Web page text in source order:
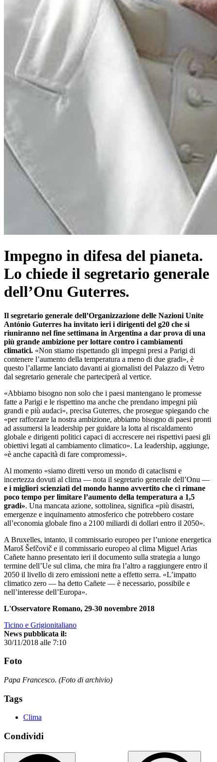
Impegno in difesa del pianeta.
Lo chiede il segretario generale
dell’Onu Guterres.
Il segretario generale dell’Organizzazione delle Nazioni Unite
António Guterres ha invitato ieri i dirigenti del g20 che si
riuniranno nel fine settimana in Argentina a dar prova di una
più grande ambizione per lottare contro i cambiamenti
climatici. «Non stiamo rispettando gli impegni presi a Parigi di
contenere l’aumento della temperatura a meno di due gradi», è
questo l’allarme lanciato davanti ai giornalisti del Palazzo di Vetro
dal segretario generale che parteciperà al vertice.
«Abbiamo bisogno non solo che i paesi mantengano le promesse
fatte a Parigi e le rispettino ma anche che prendano impegni più
grandi e più audaci», precisa Guterres, che prosegue spiegando che
«per rafforzare la nostra ambizione, abbiamo bisogno di paesi pronti
ad assumersi la leadership per guidare la lotta al riscaldamento
globale e dirigenti politici capaci di accrescere nei rispettivi paesi gli
obiettivi legati al cambiamento climatico». La leadership, aggiunge,
«è anche capacità di fare compromessi».
Al momento «siamo diretti verso un mondo di cataclismi e
incertezza dovuti al clima — nota il segretario generale dell’Onu —
e i migliori scienziati del mondo hanno avvertito che ci rimane
poco tempo per limitare l’aumento della temperatura a 1,5
gradi». Una mancata azione, sottolinea, significa «più disastri,
emergenze e inquinamento atmosferico che potrebbero costare
all’economia globale fino a 2100 miliardi di dollari entro il 2050».
A Bruxelles, intanto, il commissario europeo per l’unione energetica
Maroš Šefčovič e il commissario europeo al clima Miguel Arias
Cañete hanno presentato ieri il documento sulla strategia a lungo
termine dell’Ue sul clima, che mira fra l’altro a raggiungere entro il
2050 il livello di zero emissioni nette a effetto serra. «L’impatto
climatico zero — ha detto Cañete — è necessario, possibile e
nell’interesse dell’Europa».
L'Osservatore Romano, 29-30 novembre 2018
Ticino e Grigionitaliano
News pubblicata il:
30/11/2018 alle 7:10
Foto
Papa Francesco. (Foto di archivio)
Tags
Clima
Condividi